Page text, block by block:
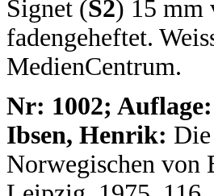
Signet (S2) 15 mm
fadengeheftet.
MedienCentrum.
Nr: 1002;
Ibsen, Henrik:
Norwegischen von